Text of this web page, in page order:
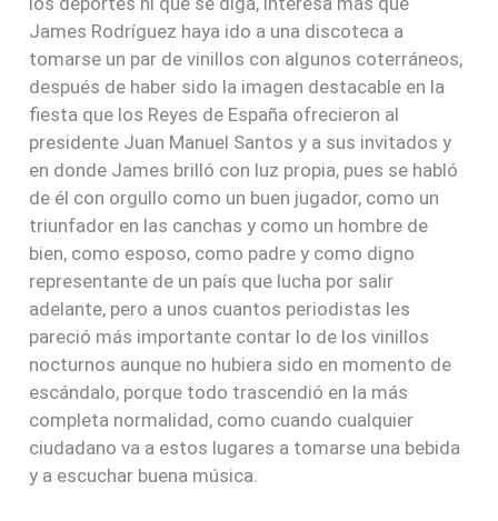
James Rodríguez haya ido a una discoteca a
tomarse un par de vinillos con algunos coterráneos,
después de haber sido la imagen destacable en la
fiesta que los Reyes de España ofrecieron al
presidente Juan Manuel Santos y a sus invitados y
en donde James brilló con luz propia, pues se habló
de él con orgullo como un buen jugador, como un
triunfador en las canchas y como un hombre de
bien, como esposo, como padre y como digno
representante de un país que lucha por salir
adelante, pero a unos cuantos periodistas les
pareció más importante contar lo de los vinillos
nocturnos aunque no hubiera sido en momento de
escándalo, porque todo trascendió en la más
completa normalidad, como cuando cualquier
ciudadano va a estos lugares a tomarse una bebida
y a escuchar buena música.